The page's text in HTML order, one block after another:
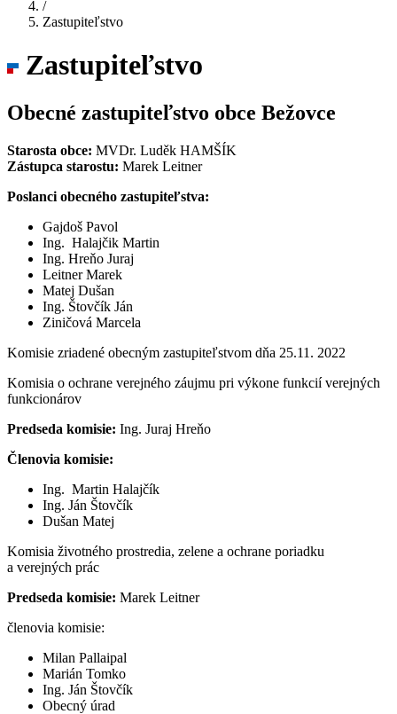
/
Zastupiteľstvo
Zastupiteľstvo
Obecné zastupiteľstvo obce Bežovce
Starosta obce: MVDr. Luděk HAMŠÍK
Zástupca starostu: Marek Leitner
Poslanci obecného zastupiteľstva:
Gajdoš Pavol
Ing. Halajčik Martin
Ing. Hreňo Juraj
Leitner Marek
Matej Dušan
Ing. Štovčík Ján
Ziničová Marcela
Komisie zriadené obecným zastupiteľstvom dňa 25.11. 2022
Komisia o ochrane verejného záujmu pri výkone funkcií verejných
funkcionárov
Predseda komisie: Ing. Juraj Hreňo
Členovia komisie:
Ing. Martin Halajčík
Ing. Ján Štovčík
Dušan Matej
Komisia životného prostredia, zelene a ochrane poriadku
a verejných prác
Predseda komisie: Marek Leitner
členovia komisie:
Milan Pallaipal
Marián Tomko
Ing. Ján Štovčík
Obecný úrad